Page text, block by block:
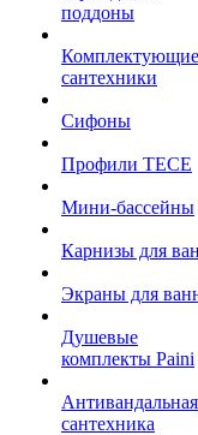
поддоны
сантехники
Сифоны
Профили TECE
Мини-бассейны
Карнизы для
Экраны для
Душевые
комплекты Paini
Антивандальная
сантехника